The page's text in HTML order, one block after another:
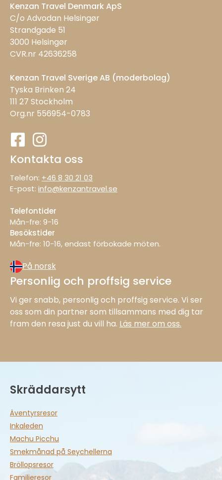
Kenzan Travel Denmark ApS
C/o Advodan Helsingør
Strandgade 51
3000 Helsingør
CVR.nr 42636258
Kenzan Travel Sverige AB (moderbolag)
Tyska Brinken 24
111 27 Stockholm
Org.nr 556954-0783
Kontakta oss
Telefon: +46 8 30 21 03
E-post: info@kenzantravel.se
Telefontider
Mån-fre: 9−16
Besökstider
Mån−fre: 10−16, endast förbokade möten.
På norsk
Personlig och proffsig service
Vi ger snabb, personlig och proffsig service. Vi ser
oss som din partner som tillsammans med dig tar
fram den resa just du vill ha. Läs mer om oss.
Skräddarsytt
Äventyrsresor
Inkaleden
Machu Picchu
Smekmånad på Seychellerna
Bröllopsresor
Familjeresor